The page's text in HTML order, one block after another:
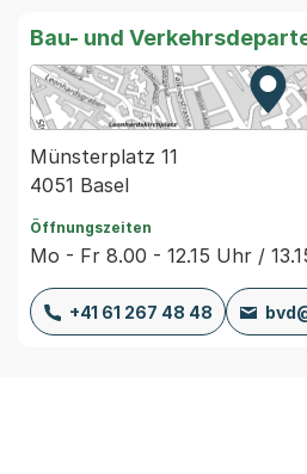
Bau- und
Zur
Münsterplatz 11
4051 Basel
Öffnungszeiten
Mo - Fr 8.00 - 12.15 Uhr /
+41 61 267 48 48